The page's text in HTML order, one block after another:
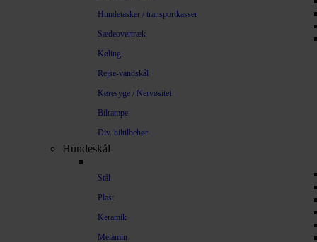
Hundetasker / transportkasser
Sædeovertræk
Køling
Rejse-vandskål
Køresyge / Nervøsitet
Bilrampe
Div. biltilbehør
Hundeskål
Stål
Plast
Keramik
Melamin